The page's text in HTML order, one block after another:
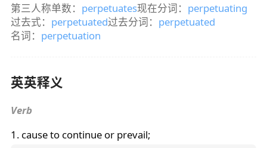
第三人称单数： perpetuates现在分词： perpetuating
过去式： perpetuated过去分词： perpetuated
名词： perpetuation
英英释义
Verb
1. cause to continue or prevail;